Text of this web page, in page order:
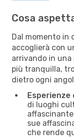
Cosa
Dal momento in
accoglierà con
arrivando in
più tranquilla,
dietro ogni
Esperienze
di luoghi
sue
che rende